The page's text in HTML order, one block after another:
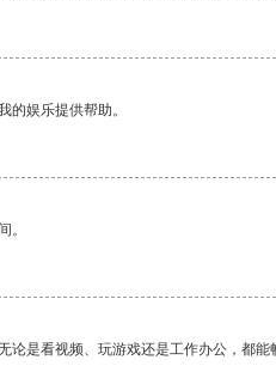
的娱乐提供帮助。
。
论是看视频、玩游戏还是工作办公，都